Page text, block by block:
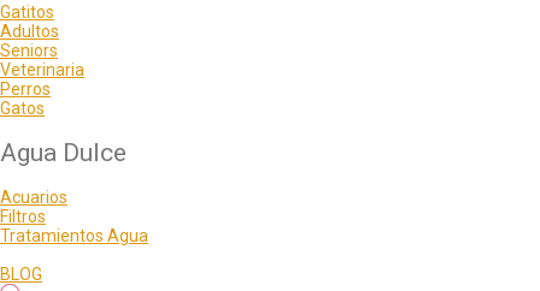
Gatitos
Adultos
Seniors
Veterinaria
Perros
Gatos
Agua Dulce
Acuarios
Filtros
Tratamientos Agua
BLOG